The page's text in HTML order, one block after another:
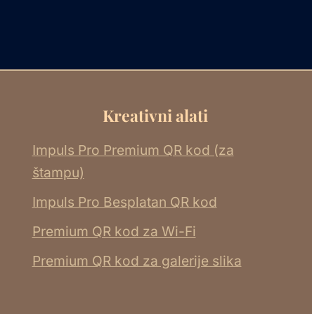
Kreativni alati
Impuls Pro Premium QR kod (za
štampu)
Impuls Pro Besplatan QR kod
Premium QR kod za Wi-Fi
Premium QR kod za galerije slika